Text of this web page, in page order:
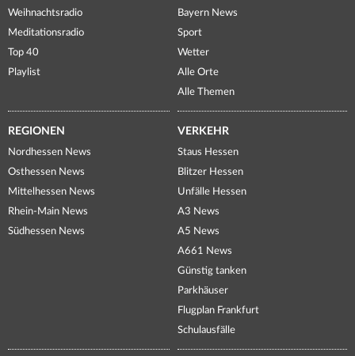
Weihnachtsradio
Meditationsradio
Top 40
Playlist
Bayern News
Sport
Wetter
Alle Orte
Alle Themen
REGIONEN
Nordhessen News
Osthessen News
Mittelhessen News
Rhein-Main News
Südhessen News
VERKEHR
Staus Hessen
Blitzer Hessen
Unfälle Hessen
A3 News
A5 News
A661 News
Günstig tanken
Parkhäuser
Flugplan Frankfurt
Schulausfälle